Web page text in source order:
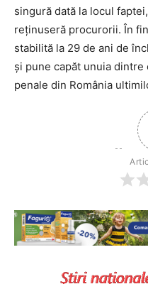
singură dată la locul
reținuseră procurorii. În
stabilită la 29 de ani de
și pune capăt unuia
penale din România